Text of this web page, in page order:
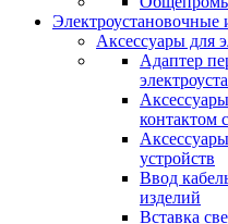
Электроустановочные
Аксессуары для
Адаптер
контактом
устройств
Ввод
изделий
Вставка